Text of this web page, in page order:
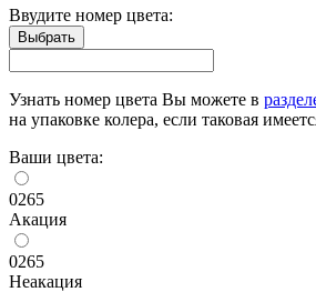
Ввудите номер цвета:
Узнать номер цвета Вы можете в
на упаковке колера, если таковая
Ваши цвета:
0265
Акация
0265
Неакация